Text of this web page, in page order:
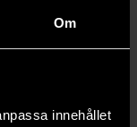
Om
innehållet
Hive craves
prepare for a